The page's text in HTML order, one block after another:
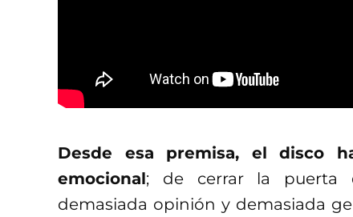
Desde esa premisa, el disco
emocional; de cerrar la puerta
demasiada opinión y demasiada